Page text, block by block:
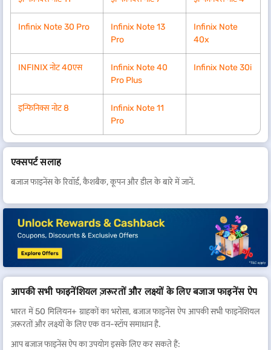
Infinix Note 30 Pro
Infinix Note 13
Pro
Infinix Note
40x
INFINIX नोट 40एस
Infinix Note 40
Pro Plus
Infinix Note 30i
इन्फिनिक्स नोट 8
Infinix Note 11
Pro
एक्सपर्ट सलाह
बजाज फाइनेंस के रिवॉर्ड, कैशबैक, कूपन और डील के बारे में जानें.
आपकी सभी फाइनेंशियल ज़रूरतों और लक्ष्यों के लिए बजाज फाइनेंस ऐप
भारत में 50 मिलियन+ ग्राहकों का भरोसा, बजाज फाइनेंस ऐप आपकी सभी फाइनेंशियल
ज़रूरतों और लक्ष्यों के लिए एक वन-स्टॉप समाधान है.
आप बजाज फाइनेंस ऐप का उपयोग इसके लिए कर सकते हैं: